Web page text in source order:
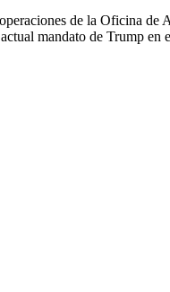
de la Oficina
mandato de Trump en